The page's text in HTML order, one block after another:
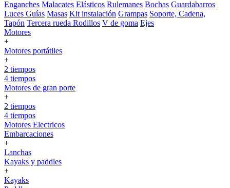
Enganches Malacates Elásticos Rulemanes Bochas Guardabarros
Luces Guías Masas Kit instalación Grampas Soporte, Cadena,
Tapón Tercera rueda Rodillos V de goma Ejes
Motores
+
Motores portátiles
+
2 tiempos
4 tiempos
Motores de gran porte
+
2 tiempos
4 tiempos
Motores Electricos
Embarcaciones
+
Lanchas
Kayaks y paddles
+
Kayaks